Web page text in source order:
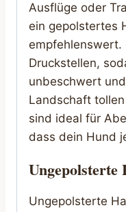
Ausflüge oder
ein gepolstertes
empfehlenswert.
Druckstellen,
unbeschwert
Landschaft
sind ideal für
dass dein Hund
Ungepolsterte
Ungepolsterte